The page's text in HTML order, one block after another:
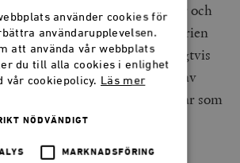
Israels ultraortodoxa grupper och
majoritetssamhället. Serien
de spänningar som naturligtvis
enskilda människans behov av
och de förväntningar och ramar som
gruppen.
använder cookies för
användarupplevelsen.
att använda vår webbplats
du till alla cookies i enlighet
vår cookiepolicy. Läs mer
NÖDVÄNDIGT
MARKNADSFÖRING